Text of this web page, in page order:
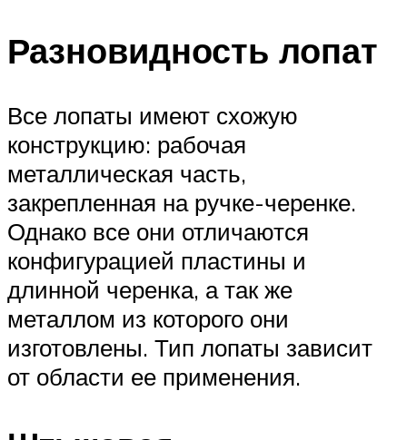
Разновидность лопат
Все лопаты имеют схожую
конструкцию: рабочая
металлическая часть,
закрепленная на ручке-черенке.
Однако все они отличаются
конфигурацией пластины и
длинной черенка, а так же
металлом из которого они
изготовлены. Тип лопаты зависит
от области ее применения.